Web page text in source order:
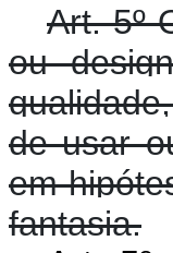
Art. 5º
ou
de usar
em
fantasia.